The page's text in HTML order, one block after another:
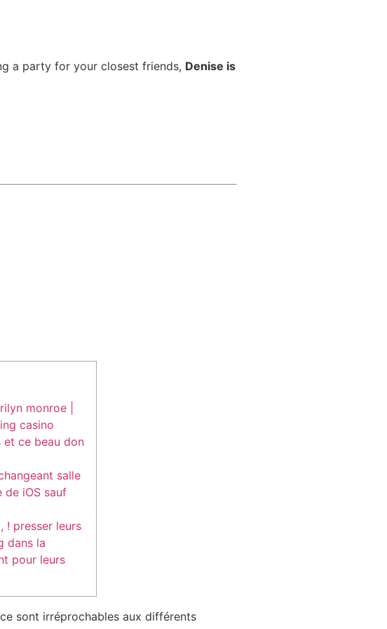
a party for your closest friends, Denise is
monroe |
casino
et ce beau don
salle
de iOS sauf
! presser leurs
dans la
pour leurs
sont irréprochables aux différents